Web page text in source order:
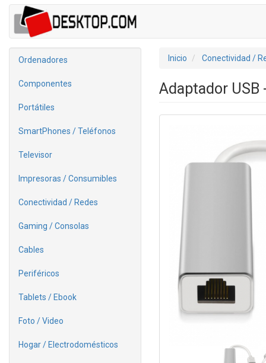
Ordenadores
Componentes
Portátiles
SmartPhones / Teléfonos
Televisor
Impresoras / Consumibles
Conectividad / Redes
Gaming / Consolas
Cables
Periféricos
Tablets / Ebook
Foto / Video
Hogar / Electrodomésticos
Inicio Conectividad /
Adaptador